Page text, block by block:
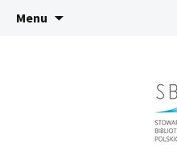
Śląski Pegaz
Platforma inicjatyw
Menu